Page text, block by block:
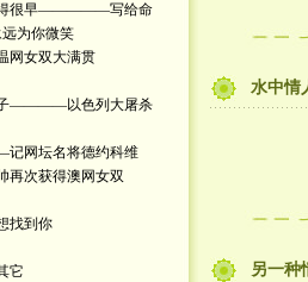
得很早—————写给命
远为你微笑
网女双大满贯
子————以色列大屠杀
网坛名将德约科维
再次获得澳网女双
找到你
它
水中情
另一种